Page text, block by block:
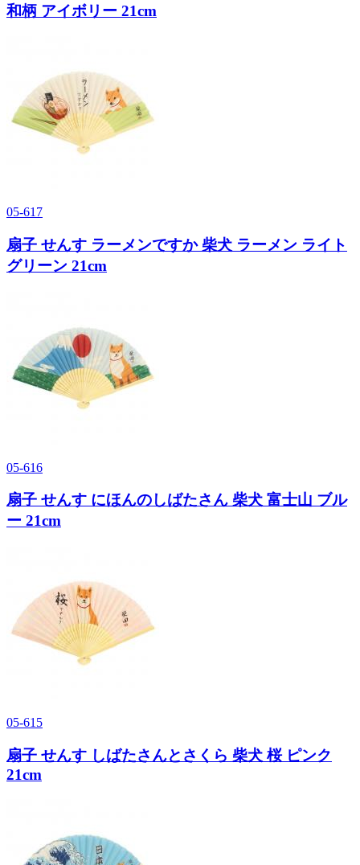
和柄 アイボリー 21cm
05-617
扇子 せんす ラーメンですか 柴犬 ラーメン ライト
グリーン 21cm
05-616
扇子 せんす にほんのしばたさん 柴犬 富士山 ブル
ー 21cm
05-615
扇子 せんす しばたさんとさくら 柴犬 桜 ピンク
21cm